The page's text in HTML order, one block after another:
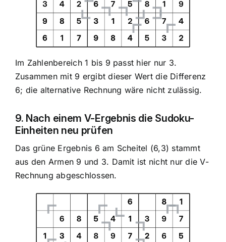
Im Zahlenbereich 1 bis 9 passt hier nur 3.
Zusammen mit 9 ergibt dieser Wert die Differenz
6; die alternative Rechnung wäre nicht zulässig.
9. Nach einem V-Ergebnis die Sudoku-
Einheiten neu prüfen
Das grüne Ergebnis 6 am Scheitel (6,3) stammt
aus den Armen 9 und 3. Damit ist nicht nur die V-
Rechnung abgeschlossen.